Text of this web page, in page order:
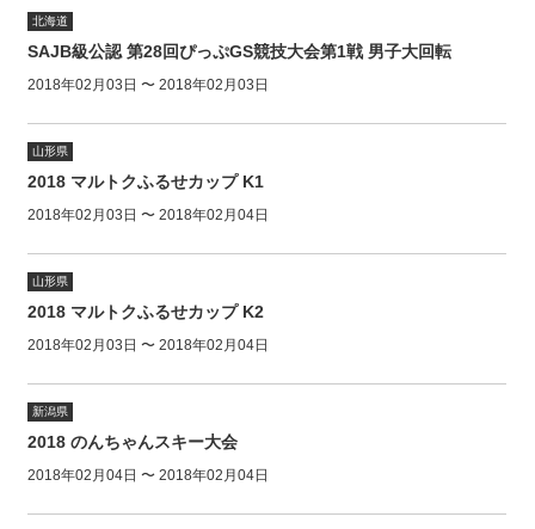
北海道
SAJB級公認 第28回ぴっぷGS競技大会第1戦 男子大回転
2018年02月03日 〜 2018年02月03日
山形県
2018 マルトクふるせカップ K1
2018年02月03日 〜 2018年02月04日
山形県
2018 マルトクふるせカップ K2
2018年02月03日 〜 2018年02月04日
新潟県
2018 のんちゃんスキー大会
2018年02月04日 〜 2018年02月04日